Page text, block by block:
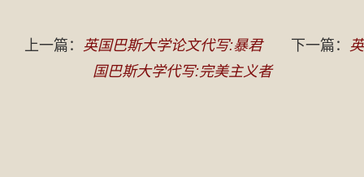
上一篇： 英国巴斯大学论文代写:暴君 下一篇： 英
国巴斯大学代写:完美主义者